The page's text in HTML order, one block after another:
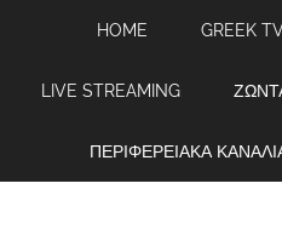
HOME GREEK
LIVE STREAMING
ΠΕΡΙΦΕΡΕΙΑΚΑ